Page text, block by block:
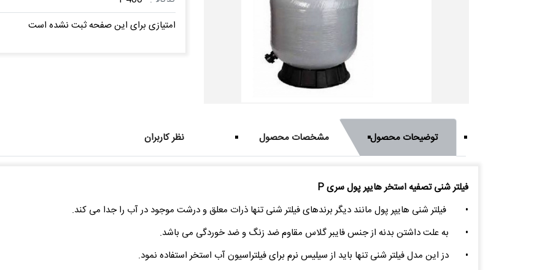
امتیازی برای این صفحه ثبت نشده است
توضیحات محصول مشخصات محصول نظر کاربران
فیلتر شنی تصفیه استخر هایپر پول سری P
•
فیلتر شنی هایپر پول مانند دیگر برندهای فیلتر شنی تنها ذرات معلق و درشت موجود در آب را جدا می کند.
•
به علت داشتن بدنه از جنس فایبر گلاس مقاوم ضد زنگ و ضد خوردگی می باشد.
•
دز این مدل فیلتر شنی تنها باید از سیلیس نرم برای فیلتراسیون آب استخر استفاده نمود.